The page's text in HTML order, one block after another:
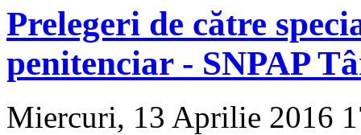
Prelegeri de către
penitenciar - SNPAP
Miercuri, 13 Aprilie 2016